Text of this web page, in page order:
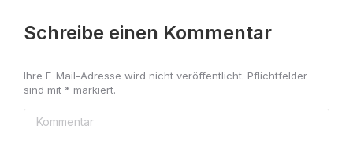
Schreibe einen Kommentar
Ihre E-Mail-Adresse wird nicht veröffentlicht. Pflichtfelder
sind mit * markiert.
Kommentar